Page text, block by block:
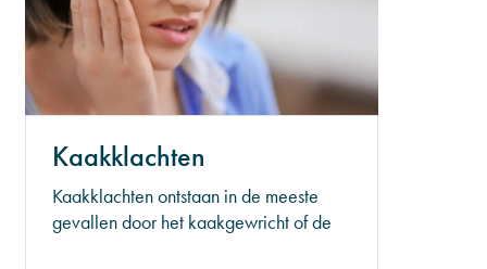
Kaakklachten
Kaakklachten ontstaan in de meeste
gevallen door het kaakgewricht of de